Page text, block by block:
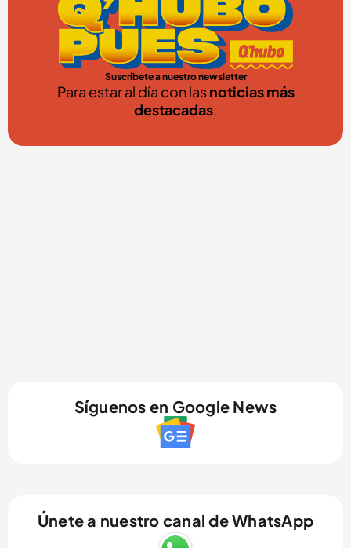
Suscríbete a nuestro newsletter
Para estar al día con lasnoticias más
destacadas.
Síguenos en Google News
Únete a nuestro canal de WhatsApp